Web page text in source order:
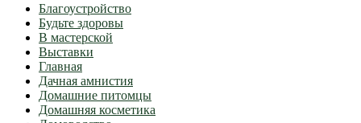
Благоустройство
Будьте здоровы
В мастерской
Выставки
Главная
Дачная амнистия
Домашние питомцы
Домашняя косметика